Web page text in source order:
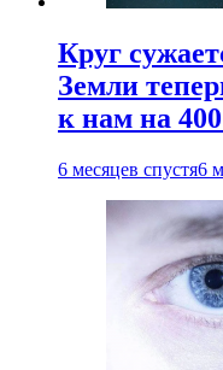
Круг
Земли
к нам на
6 месяцев спустя6